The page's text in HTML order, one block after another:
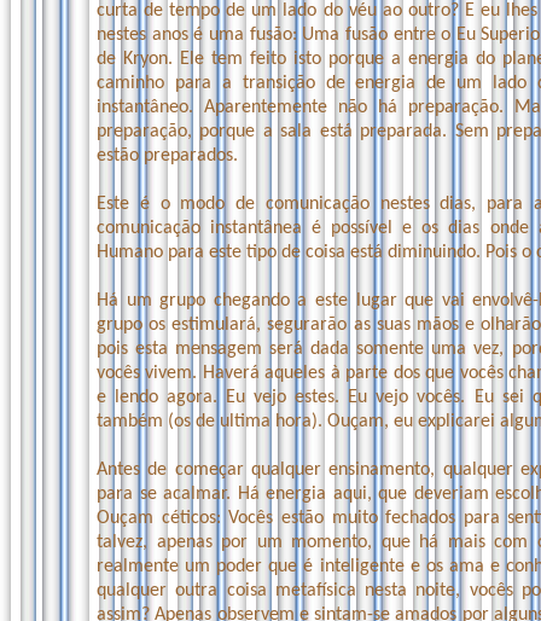
curta de tempo de um lado do véu ao outro? E eu
nestes anos é uma fusão: Uma fusão entre o Eu
de Kryon. Ele tem feito isto porque a energia do
caminho para a transição de energia de um
instantâneo. Aparentemente não há preparação.
preparação, porque a sala está preparada. Sem
estão preparados.
Este é o modo de comunicação nestes dias,
comunicação instantânea é possível e os dias
Humano para este tipo de coisa está diminuindo. Pois
Há um grupo chegando a este lugar que vai
grupo os estimulará, segurarão as suas mãos e
pois esta mensagem será dada somente uma vez,
vocês vivem. Haverá aqueles à parte dos que vocês
e lendo agora. Eu vejo estes. Eu vejo vocês. Eu sei
também (os de ultima hora). Ouçam, eu explicarei
Antes de começar qualquer ensinamento, qualquer
para se acalmar. Há energia aqui, que deveriam
Ouçam céticos: Vocês estão muito fechados para
talvez, apenas por um momento, que há mais com
realmente um poder que é inteligente e os ama e
qualquer outra coisa metafísica nesta noite, vocês
assim? Apenas observem e sintam-se amados por